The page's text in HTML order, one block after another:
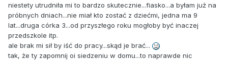
niestety utrudniła mi to bardzo skutecznie...fiasko...a byłam już na
próbnych dniach...nie miał kto zostać z dziećmi, jedna ma 9
lat...druga córka 3...od przyszłego roku mogłoby być inaczej
przedszkole itp.
ale brak mi sił by iść do pracy...skąd je brać...
tak, że ty zapomnij oi siedzeniu w domu...to naprawde nic